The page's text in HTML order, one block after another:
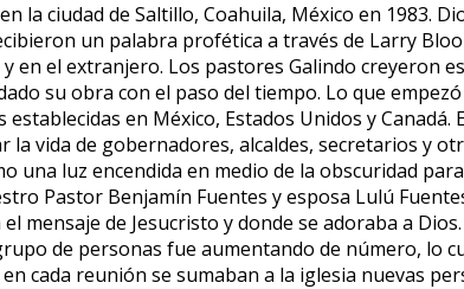
la ciudad de Saltillo, Coahuila, México en 1983.
un palabra profética a través de Larry
el extranjero. Los pastores Galindo creyeron
su obra con el paso del tiempo. Lo que
en México, Estados Unidos y Canadá.
vida de gobernadores, alcaldes, secretarios y
una luz encendida en medio de la obscuridad
Pastor Benjamín Fuentes y esposa Lulú
de Jesucristo y donde se adoraba a
de personas fue aumentando de número, lo
cada reunión se sumaban a la iglesia nuevas